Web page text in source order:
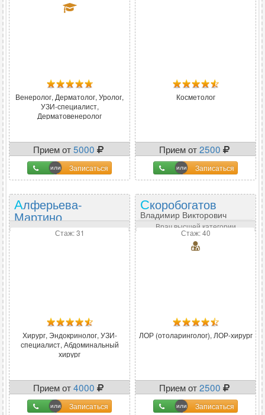
Венеролог, Дерматолог, Уролог,
УЗИ-специалист,
Дерматовенеролог
Прием от5000
Записаться
Косметолог
Прием от2500
Записаться
Алферьева-
Мартино
Стаж: 31
Хирург, Эндокринолог, УЗИ-
специалист, Абдоминальный
хирург
Прием от4000
Записаться
Скоробогатов
Владимир Викторович
Врач высшей категории
Стаж: 40
ЛОР (отоларинголог), ЛОР-хирург
Прием от2500
Записаться